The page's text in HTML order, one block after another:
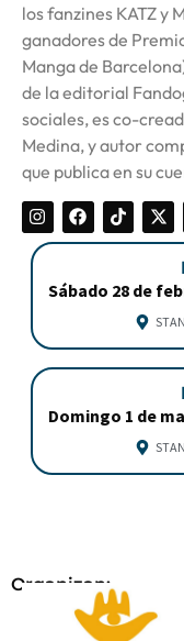
los fanzines KATZ y
ganadores de
Manga de
de la editorial
sociales, es co-
Medina, y autor
que publica en su
Sábado 28 de
Domingo 1 de
Organizan: